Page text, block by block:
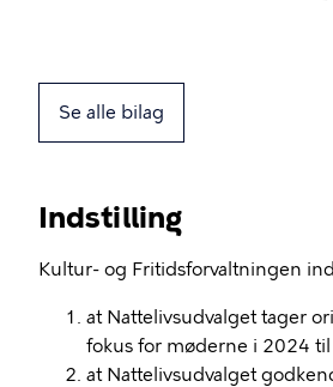
Se alle bilag
Indstilling
Kultur- og Fritidsforvaltningen
at Nattelivsudvalget tager
fokus for møderne i 2024
at Nattelivsudvalget